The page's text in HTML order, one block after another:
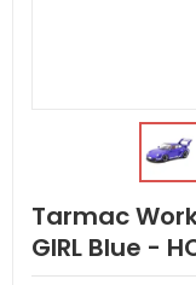
Tarmac
GIRL Blue -